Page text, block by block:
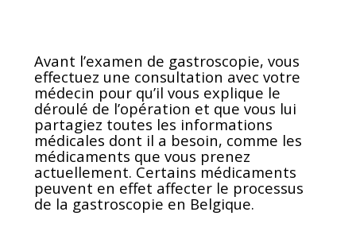
Avant l’examen de gastroscopie, vous
effectuez une consultation avec votre
médecin pour qu’il vous explique le
déroulé de l’opération et que vous lui
partagiez toutes les informations
médicales dont il a besoin, comme les
médicaments que vous prenez
actuellement. Certains médicaments
peuvent en effet affecter le processus
de la gastroscopie en Belgique.